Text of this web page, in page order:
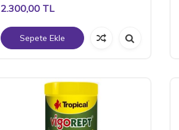
2.300,00 TL
Sepete Ekle